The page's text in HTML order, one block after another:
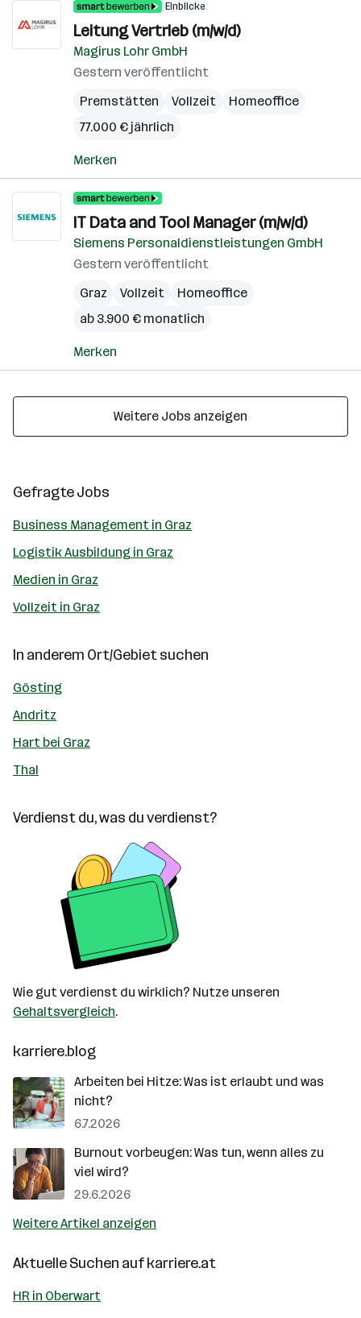
Einblicke
Leitung Vertrieb (m/w/d)
Magirus Lohr GmbH
Gestern veröffentlicht
Premstätten
Vollzeit
Homeoffice
77.000 € jährlich
Merken
IT Data and Tool Manager (m/w/d)
Siemens Personaldienstleistungen GmbH
Gestern veröffentlicht
Graz
Vollzeit
Homeoffice
ab 3.900 € monatlich
Merken
Weitere Jobs anzeigen
Gefragte Jobs
Business Management in Graz
Logistik Ausbildung in Graz
Medien in Graz
Vollzeit in Graz
In anderem Ort/Gebiet suchen
Gösting
Andritz
Hart bei Graz
Thal
Verdienst du, was du verdienst?
Wie gut verdienst du wirklich? Nutze unseren
Gehaltsvergleich.
karriere.blog
Arbeiten bei Hitze: Was ist erlaubt und was
nicht?
6.7.2026
Burnout vorbeugen: Was tun, wenn alles zu
viel wird?
29.6.2026
Weitere Artikel anzeigen
Aktuelle Suchen aufkarriere.at
HR in Oberwart